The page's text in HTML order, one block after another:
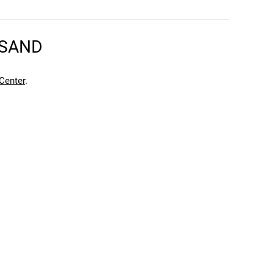
kann. Einen Fehler gefunden?
kann. Einen Fehler gefunden?Hier melden.
.